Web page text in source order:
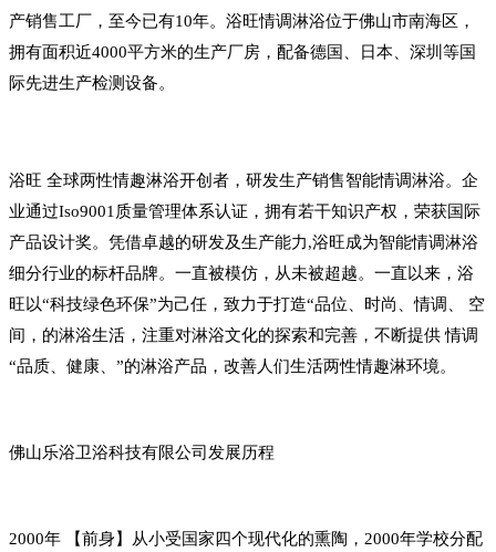
产销售工厂，至今已有10年。浴旺情调淋浴位于佛山市南海区，
拥有面积近4000平方米的生产厂房，配备德国、日本、深圳等国
际先进生产检测设备。
浴旺 全球两性情趣淋浴开创者，研发生产销售智能情调淋浴。企
业通过Iso9001质量管理体系认证，拥有若干知识产权，荣获国际
产品设计奖。凭借卓越的研发及生产能力,浴旺成为智能情调淋浴
细分行业的标杆品牌。一直被模仿，从未被超越。一直以来，浴
旺以“科技绿色环保”为己任，致力于打造“品位、时尚、情调、 空
间，的淋浴生活，注重对淋浴文化的探索和完善，不断提供 情调
“品质、健康、”的淋浴产品，改善人们生活两性情趣淋环境。
佛山乐浴卫浴科技有限公司发展历程
2000年 【前身】从小受国家四个现代化的熏陶，2000年学校分配